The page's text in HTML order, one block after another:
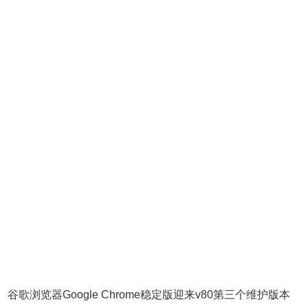
谷歌浏览器Google Chrome稳定版迎来v80第三个维护版本